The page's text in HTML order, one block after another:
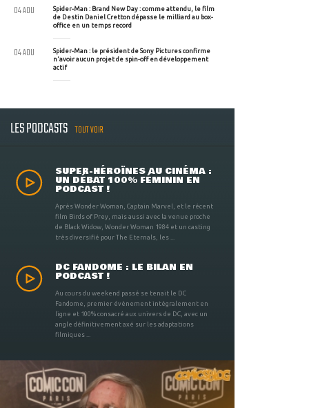
Spider-Man : Brand New Day : comme attendu, le film
de Destin Daniel Cretton dépasse le milliard au box-
office en un temps record
04 AOU
Spider-Man : le président de Sony Pictures confirme
n'avoir aucun projet de spin-off en développement
actif
04 AOU
LES PODCASTS TOUT VOIR
SUPER-HÉROÏNES AU CINÉMA :
UN DÉBAT 100% FÉMININ EN
PODCAST !
Après Wonder Woman, Captain Marvel, et le récent
film Birds of Prey, mais aussi avec la venue proche
de Black Widow, Wonder Woman 1984 et un casting
très diversifié pour The Eternals, les ...
DC FANDOME : LE BILAN EN
PODCAST !
Au cours du weekend passé se tenait le DC
Fandome, premier évènement intégralement en
ligne et 100% consacré aux univers de DC, avec un
angle définitivement axé sur les adaptations
filmiques ...